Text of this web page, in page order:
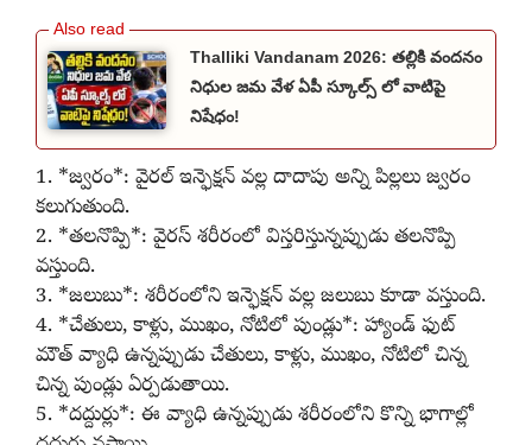
Thalliki Vandanam 2026: తల్లికి వందనం
నిధుల జమ వేళ ఏపీ స్కూల్స్ లో వాటిపై
నిషేధం!
1. *జ్వరం*: వైరల్ ఇన్ఫెక్షన్ వల్ల దాదాపు అన్ని పిల్లలు జ్వరం
కలుగుతుంది.
2. *తలనొప్పి*: వైరస్ శరీరంలో విస్తరిస్తున్నప్పుడు తలనొప్పి
వస్తుంది.
3. *జలుబు*: శరీరంలోని ఇన్ఫెక్షన్ వల్ల జలుబు కూడా వస్తుంది.
4. *చేతులు, కాళ్లు, ముఖం, నోటిలో పుండ్లు*: హ్యాండ్ ఫుట్
మౌత్ వ్యాధి ఉన్నప్పుడు చేతులు, కాళ్లు, ముఖం, నోటిలో చిన్న
చిన్న పుండ్లు ఏర్పడుతాయి.
5. *దద్దుర్లు*: ఈ వ్యాధి ఉన్నప్పుడు శరీరంలోని కొన్ని భాగాల్లో